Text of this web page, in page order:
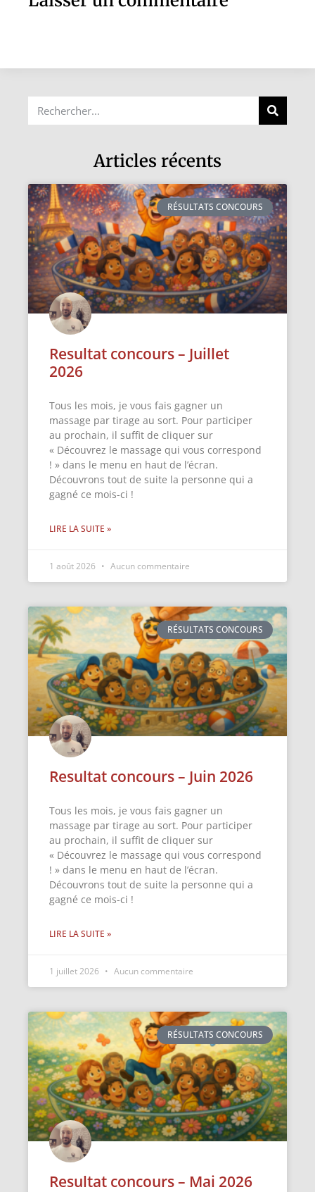
Articles récents
RÉSULTATS CONCOURS
Resultat concours – Juillet
2026
Tous les mois, je vous fais gagner un
massage par tirage au sort. Pour participer
au prochain, il suffit de cliquer sur
« Découvrez le massage qui vous correspond
! » dans le menu en haut de l’écran.
Découvrons tout de suite la personne qui a
gagné ce mois-ci !
LIRE LA SUITE »
1 août 2026 Aucun commentaire
RÉSULTATS CONCOURS
Resultat concours – Juin 2026
Tous les mois, je vous fais gagner un
massage par tirage au sort. Pour participer
au prochain, il suffit de cliquer sur
« Découvrez le massage qui vous correspond
! » dans le menu en haut de l’écran.
Découvrons tout de suite la personne qui a
gagné ce mois-ci !
LIRE LA SUITE »
1 juillet 2026 Aucun commentaire
RÉSULTATS CONCOURS
Resultat concours – Mai 2026